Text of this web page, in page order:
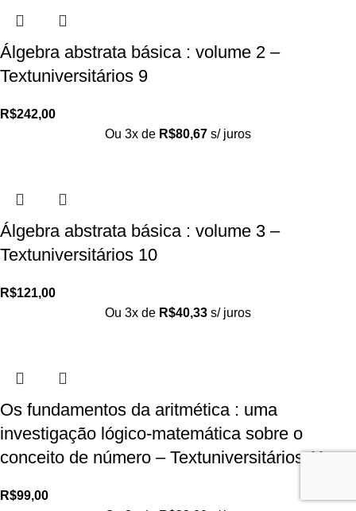
Álgebra abstrata básica : volume 2 –
Textuniversitários 9
R$242,00
Ou 3x de R$80,67 s/ juros
Álgebra abstrata básica : volume 3 –
Textuniversitários 10
R$121,00
Ou 3x de R$40,33 s/ juros
Os fundamentos da aritmética : uma
investigação lógico-matemática sobre o
conceito de número – Textuniversitários 11
R$99,00